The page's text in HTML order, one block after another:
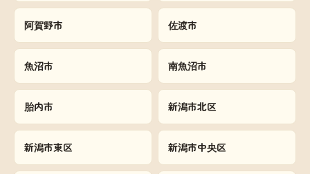
阿賀野市 佐渡市
魚沼市 南魚沼市
胎内市 新潟市北区
新潟市東区 新潟市中央区